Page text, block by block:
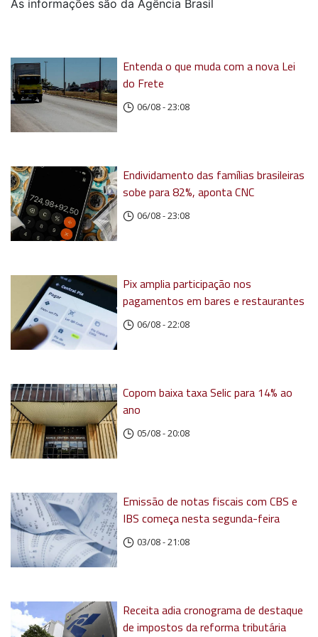
As informações são da Agência Brasil
Entenda o que muda com a nova Lei
do Frete
06/08 - 23:08
Endividamento das famílias brasileiras
sobe para 82%, aponta CNC
06/08 - 23:08
Pix amplia participação nos
pagamentos em bares e restaurantes
06/08 - 22:08
Copom baixa taxa Selic para 14% ao
ano
05/08 - 20:08
Emissão de notas fiscais com CBS e
IBS começa nesta segunda-feira
03/08 - 21:08
Receita adia cronograma de destaque
de impostos da reforma tributária